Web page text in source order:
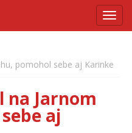
pomohol sebe aj Karinke
na Jarnom
aj